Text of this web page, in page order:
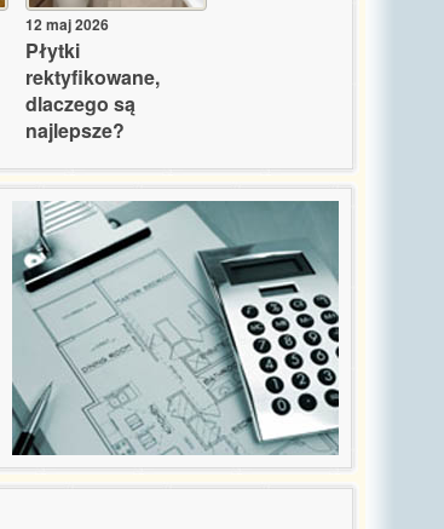
12 maj 2026
Płytki
rektyfikowane,
dlaczego są
najlepsze?